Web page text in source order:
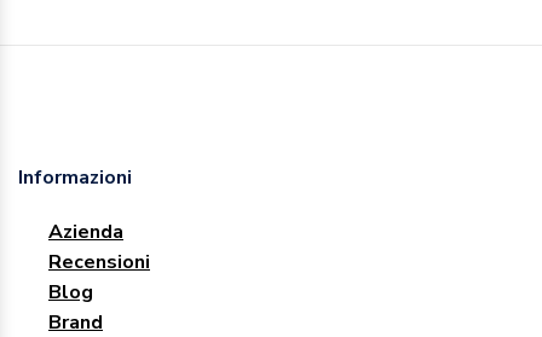
Informazioni
Azienda
Recensioni
Blog
Brand